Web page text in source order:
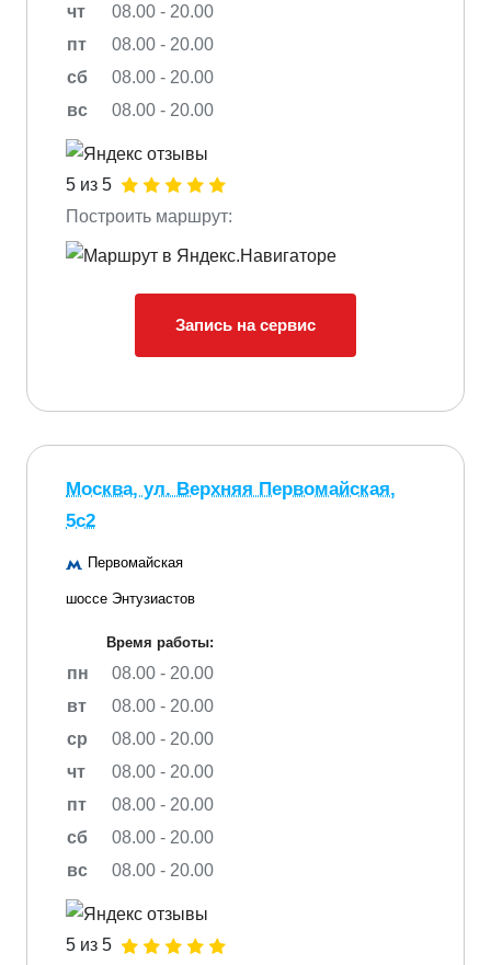
чт
08.00 - 20.00
пт
08.00 - 20.00
сб
08.00 - 20.00
вс
08.00 - 20.00
5 из 5
Построить маршрут:
Запись на сервис
Москва, ул. Верхняя Первомайская,
5с2
Первомайская
шоссе Энтузиастов
Время работы:
пн
08.00 - 20.00
вт
08.00 - 20.00
ср
08.00 - 20.00
чт
08.00 - 20.00
пт
08.00 - 20.00
сб
08.00 - 20.00
вс
08.00 - 20.00
5 из 5